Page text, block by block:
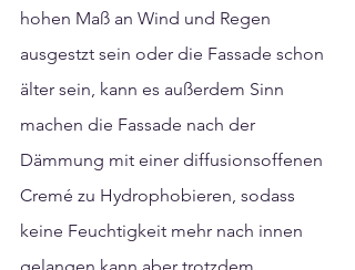
hohen Maß an Wind und Regen
ausgestzt sein oder die Fassade schon
älter sein, kann es außerdem Sinn
machen die Fassade nach der
Dämmung mit einer diffusionsoffenen
Cremé zu Hydrophobieren, sodass
keine Feuchtigkeit mehr nach innen